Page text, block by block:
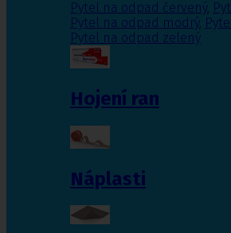
Pytel na odpad červený,
Pytel na odpad modrý,
Pytel na odpad zelený
Hojení ran
Náplasti